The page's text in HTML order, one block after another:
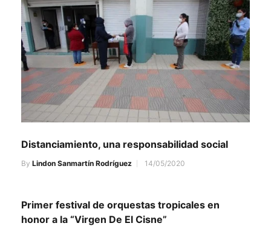
Distanciamiento, una responsabilidad social
By Lindon Sanmartín Rodríguez 14/05/2020
Primer festival de orquestas tropicales en
honor a la “Virgen De El Cisne”